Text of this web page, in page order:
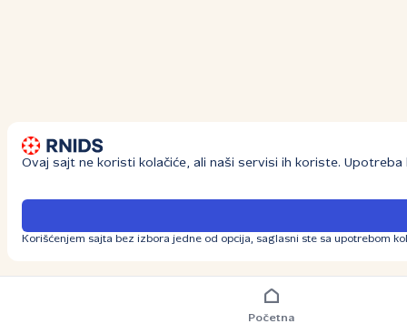
Početna
Ovaj sajt ne koristi kolačiće, ali naši servisi ih koriste. Upotreba
Korišćenjem sajta bez izbora jedne od opcija, saglasni ste sa upotrebom